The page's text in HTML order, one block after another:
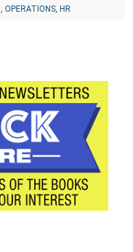
OPERATIONS, HR